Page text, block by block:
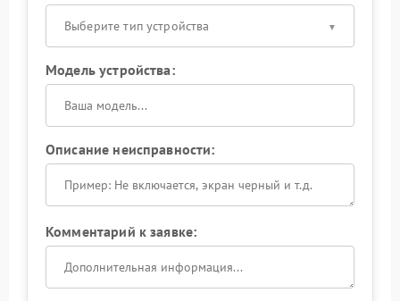
Выберите тип устройства
Модель устройства:
Описание неисправности:
Комментарий к заявке: